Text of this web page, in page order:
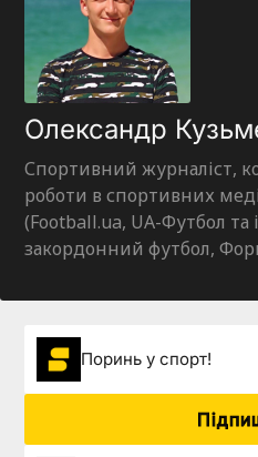
Олександр
Спортивний журналіст,
роботи в спортивних
(Football.ua, UA-Футбол та
закордонний футбол,
Поринь у спорт!